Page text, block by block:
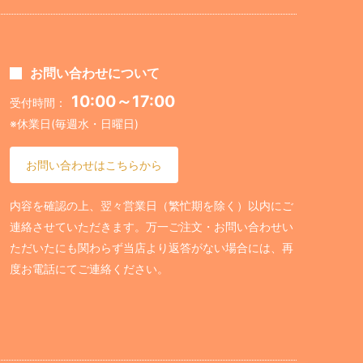
お問い合わせについて
受付時間： 10:00～17:00
※休業日(毎週水・日曜日)
お問い合わせはこちらから
内容を確認の上、翌々営業日（繁忙期を除く）以内にご
連絡させていただきます。万一ご注文・お問い合わせい
ただいたにも関わらず当店より返答がない場合には、再
度お電話にてご連絡ください。